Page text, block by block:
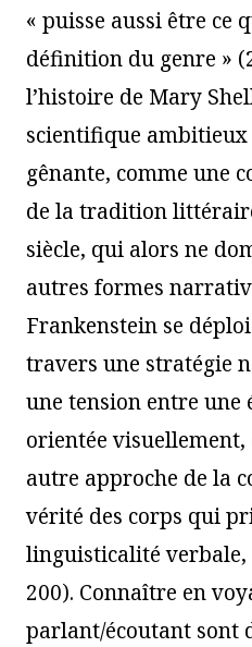
« puisse aussi être ce
définition du genre »
l’histoire de Mary
scientifique ambitieux
gênante, comme une
de la tradition
siècle, qui alors ne
autres formes
Frankenstein se
travers une stratégie
une tension entre une
orientée visuellement,
autre approche de la
vérité des corps qui
linguisticalité verbale,
200). Connaître en
parlant/écoutant sont